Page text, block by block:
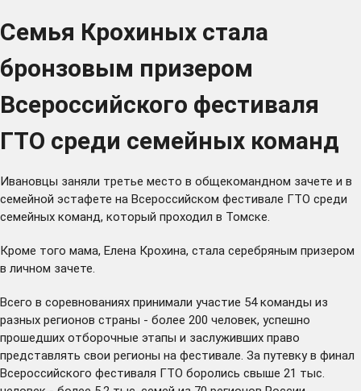
Семья Крохиных стала
бронзовым призером
Всероссийского фестиваля
ГТО среди семейных команд
Ивановцы заняли третье место в общекомандном зачете и в
семейной эстафете на Всероссийском фестивале ГТО среди
семейных команд, который проходил в Томске.
Кроме того мама, Елена Крохина, стала серебряным призером
в личном зачете.
Всего в соревнованиях принимали участие 54 команды из
разных регионов страны - более 200 человек, успешно
прошедших отборочные этапы и заслуживших право
представлять свои регионы на фестивале. За путевку в финал
Всероссийского фестиваля ГТО боролись свыше 21 тыс.